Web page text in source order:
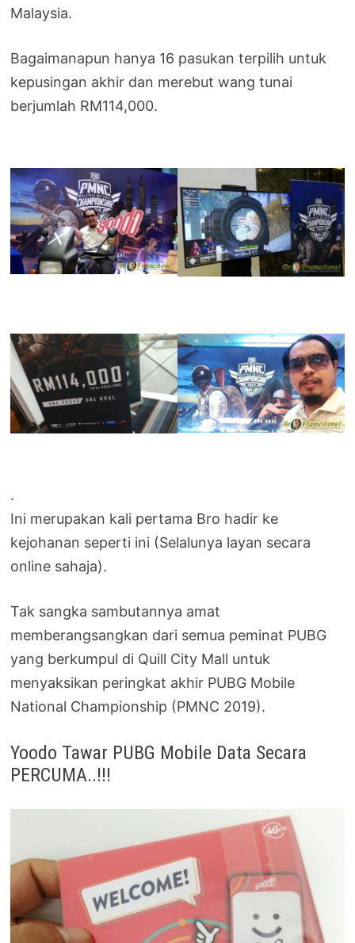
Malaysia.
Bagaimanapun hanya 16 pasukan terpilih untuk
kepusingan akhir dan merebut wang tunai
berjumlah RM114,000.
.
Ini merupakan kali pertama Bro hadir ke
kejohanan seperti ini (Selalunya layan secara
online sahaja).
Tak sangka sambutannya amat
memberangsangkan dari semua peminat PUBG
yang berkumpul di Quill City Mall untuk
menyaksikan peringkat akhir PUBG Mobile
National Championship (PMNC 2019).
Yoodo Tawar PUBG Mobile Data Secara
PERCUMA..!!!